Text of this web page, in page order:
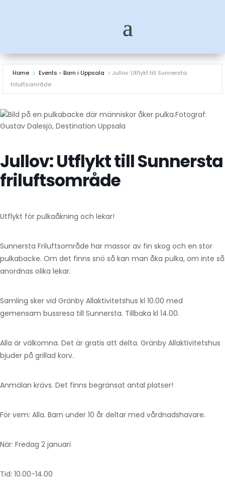
Home Events - Barn i Uppsala
Jullov: Utflykt till Sunnersta
friluftsområde
Fotograf:
Gustav Dalesjö, Destination Uppsala
Jullov: Utflykt till Sunnersta
friluftsområde
Utflykt för pulkaåkning och lekar!
Sunnersta Friluftsområde har massor av fin skog och en stor
pulkabacke. Om det finns snö så kan man åka pulka, om inte så
anordnas olika lekar.
Samling sker vid Gränby Allaktivitetshus kl 10.00 med
gemensam bussresa till Sunnersta. Tillbaka kl 14.00.
Alla är välkomna. Det är gratis att delta. Gränby Allaktivitetshus
bjuder på grillad korv.
Anmälan krävs. Det finns begränsat antal platser!
För vem: Alla. Barn under 10 år deltar med vårdnadshavare.
När: Fredag 2 januari
Tid: 10.00-14.00